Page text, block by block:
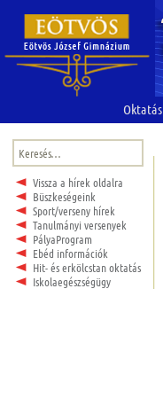
Oktatás
Keresés:
Vissza a hírek oldalra
Büszkeségeink
Sport/verseny hírek
Tanulmányi versenyek
PályaProgram
Ebéd információk
Hit- és erkölcstan oktatás
Iskolaegészségügy